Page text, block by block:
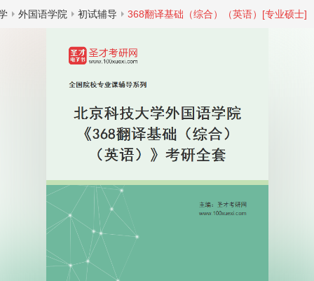
外国语学院 初试辅导 368翻译基础（综合）（英语）[专业硕士]